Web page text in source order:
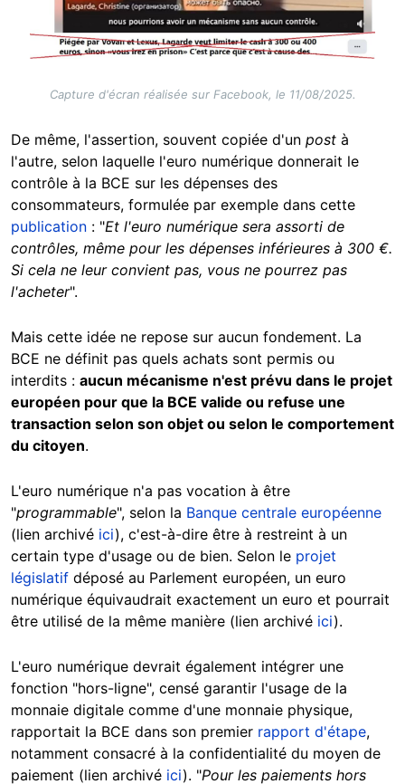
Capture d'écran réalisée sur Facebook, le 11/08/2025.
De même, l'assertion, souvent copiée d'un post à
l'autre, selon laquelle l'euro numérique donnerait le
contrôle à la BCE sur les dépenses des
consommateurs, formulée par exemple dans cette
publication : "Et l'euro numérique sera assorti de
contrôles, même pour les dépenses inférieures à 300 €.
Si cela ne leur convient pas, vous ne pourrez pas
l'acheter".
Mais cette idée ne repose sur aucun fondement. La
BCE ne définit pas quels achats sont permis ou
interdits : aucun mécanisme n'est prévu dans le projet
européen pour que la BCE valide ou refuse une
transaction selon son objet ou selon le comportement
du citoyen.
L'euro numérique n'a pas vocation à être
"programmable", selon la Banque centrale européenne
(lien archivé ici), c'est-à-dire être à restreint à un
certain type d'usage ou de bien. Selon le projet
législatif déposé au Parlement européen, un euro
numérique équivaudrait exactement un euro et pourrait
être utilisé de la même manière (lien archivé ici).
L'euro numérique devrait également intégrer une
fonction "hors-ligne", censé garantir l'usage de la
monnaie digitale comme d'une monnaie physique,
rapportait la BCE dans son premier rapport d'étape,
notamment consacré à la confidentialité du moyen de
paiement (lien archivé ici). "Pour les paiements hors